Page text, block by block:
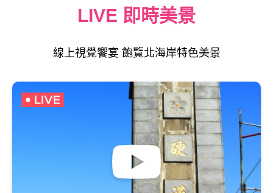
LIVE 即時美景
線上視覺饗宴 飽覽北海岸特色美景